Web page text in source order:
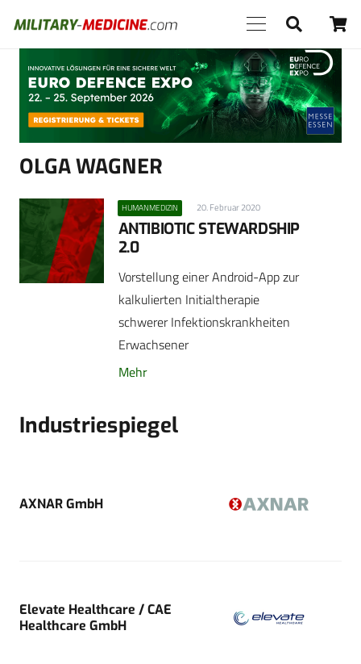
Anzeige
OLGA WAGNER
HUMANMEDIZIN 20. Februar 2020
ANTIBIOTIC STEWARDSHIP
2.0
Vorstellung einer Android-App zur
kalkulierten Initialtherapie
schwerer Infektionskrankheiten
Erwachsener
Mehr
Industriespiegel
AXNAR GmbH
Elevate Healthcare / CAE
Healthcare GmbH